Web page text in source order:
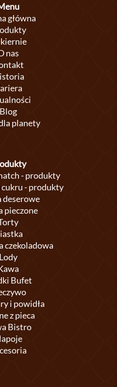
główna
nas
Blog
planety
- produkty
- produkty
deserowe
pieczone
czekoladowa
Lody
Bufet
i powidła
z pieca
Bistro